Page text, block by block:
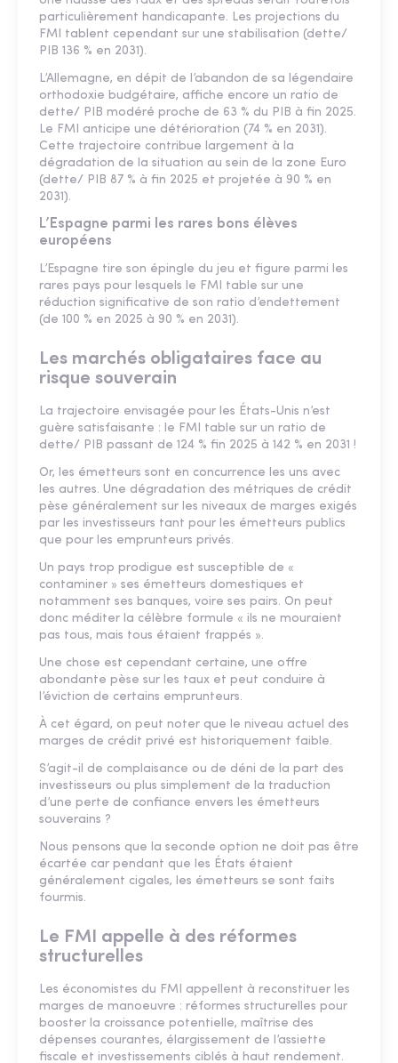
particulièrement handicapante. Les projections du
FMI tablent cependant sur une stabilisation (dette/
PIB 136 % en 2031).
L’Allemagne, en dépit de l’abandon de sa légendaire
orthodoxie budgétaire, affiche encore un ratio de
dette/ PIB modéré proche de 63 % du PIB à fin 2025.
Le FMI anticipe une détérioration (74 % en 2031).
Cette trajectoire contribue largement à la
dégradation de la situation au sein de la zone Euro
(dette/ PIB 87 % à fin 2025 et projetée à 90 % en
2031).
L’Espagne parmi les rares bons élèves
européens
L’Espagne tire son épingle du jeu et figure parmi les
rares pays pour lesquels le FMI table sur une
réduction significative de son ratio d’endettement
(de 100 % en 2025 à 90 % en 2031).
Les marchés obligataires face au
risque souverain
La trajectoire envisagée pour les États-Unis n’est
guère satisfaisante : le FMI table sur un ratio de
dette/ PIB passant de 124 % fin 2025 à 142 % en 2031 !
Or, les émetteurs sont en concurrence les uns avec
les autres. Une dégradation des métriques de crédit
pèse généralement sur les niveaux de marges exigés
par les investisseurs tant pour les émetteurs publics
que pour les emprunteurs privés.
Un pays trop prodigue est susceptible de «
contaminer » ses émetteurs domestiques et
notamment ses banques, voire ses pairs. On peut
donc méditer la célèbre formule « ils ne mouraient
pas tous, mais tous étaient frappés ».
Une chose est cependant certaine, une offre
abondante pèse sur les taux et peut conduire à
l’éviction de certains emprunteurs.
À cet égard, on peut noter que le niveau actuel des
marges de crédit privé est historiquement faible.
S’agit-il de complaisance ou de déni de la part des
investisseurs ou plus simplement de la traduction
d’une perte de confiance envers les émetteurs
souverains ?
Nous pensons que la seconde option ne doit pas être
écartée car pendant que les États étaient
généralement cigales, les émetteurs se sont faits
fourmis.
Le FMI appelle à des réformes
structurelles
Les économistes du FMI appellent à reconstituer les
marges de manoeuvre : réformes structurelles pour
booster la croissance potentielle, maîtrise des
dépenses courantes, élargissement de l’assiette
fiscale et investissements ciblés à haut rendement.